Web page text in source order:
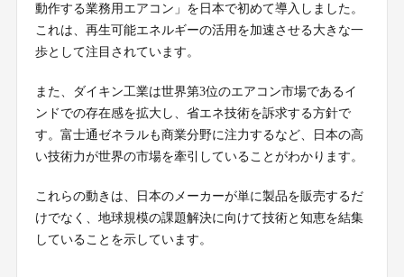
動作する業務用エアコン」を日本で初めて導入しました。
これは、再生可能エネルギーの活用を加速させる大きな一
歩として注目されています。
また、ダイキン工業は世界第3位のエアコン市場であるイ
ンドでの存在感を拡大し、省エネ技術を訴求する方針で
す。富士通ゼネラルも商業分野に注力するなど、日本の高
い技術力が世界の市場を牽引していることがわかります。
これらの動きは、日本のメーカーが単に製品を販売するだ
けでなく、地球規模の課題解決に向けて技術と知恵を結集
していることを示しています。